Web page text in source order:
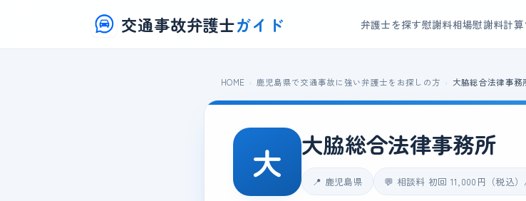
交通事故弁護士ガイド 弁護士を探す慰謝料相場慰謝料計
HOME 鹿児島県で交通事故に強い弁護士をお探しの方 大脇総合法律事務
大 大脇総合法律事務所
📍 鹿児島県 💬 相談料 初回 11,000円（税込